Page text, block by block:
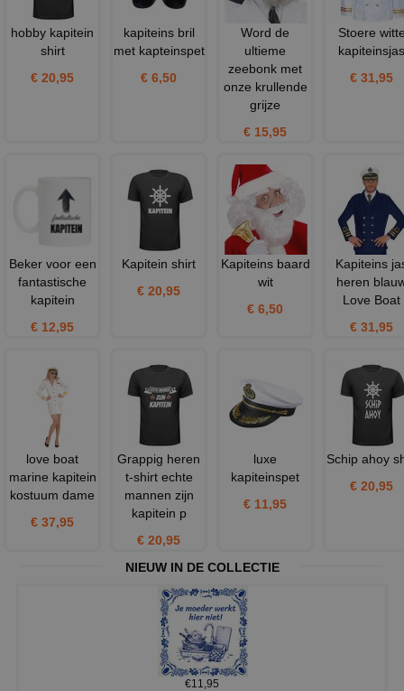
hobby kapitein
shirt
€ 20,95
kapiteins bril
met kapteinspet
€ 6,50
Word de
ultieme
zeebonk met
onze krullende
grijze
€ 15,95
Stoere
kapiteinsjas
€ 31,95
Beker voor een
fantastische
kapitein
€ 12,95
Kapitein shirt
€ 20,95
Kapiteins baard
wit
€ 6,50
Kapiteins
heren
Love Boat
€ 31,95
love boat
marine kapitein
kostuum dame
€ 37,95
Grappig heren
t-shirt echte
mannen zijn
kapitein p
€ 20,95
luxe
kapiteinspet
€ 11,95
Schip ahoy
€ 20,95
NIEUW IN DE COLLECTIE
€11,95